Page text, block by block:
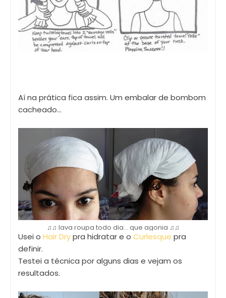
Aí na prática fica assim. Um embalar de bombom
cacheado...
♫♫ lava roupa todo dia... que agonia ♫♫
Usei o Hair Drypra hidratar e o Curlesque pra
definir.
Testei a técnica por alguns dias e vejam os
resultados.